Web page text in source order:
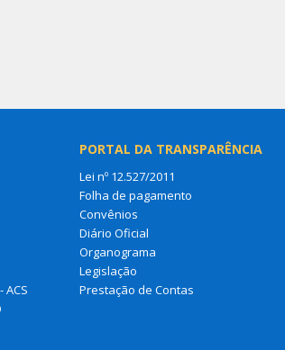
ACS
PORTAL DA TRANSPARÊNCIA
Lei nº 12.527/2011
Folha de pagamento
Convênios
Diário Oficial
Organograma
Legislação
Prestação de Contas